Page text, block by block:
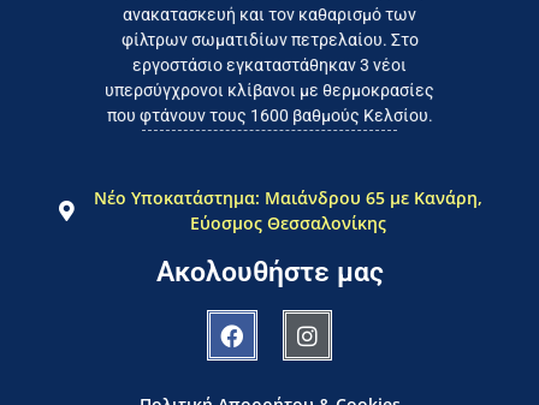
ανακατασκευή και τον καθαρισμό των
φίλτρων σωματιδίων πετρελαίου. Στο
εργοστάσιο εγκαταστάθηκαν 3 νέοι
υπερσύγχρονοι κλίβανοι με θερμοκρασίες
που φτάνουν τους 1600 βαθμούς Κελσίου.
Νέο Υποκατάστημα: Μαιάνδρου 65 με Κανάρη,
Εύοσμος Θεσσαλονίκης
Ακολουθήστε μας